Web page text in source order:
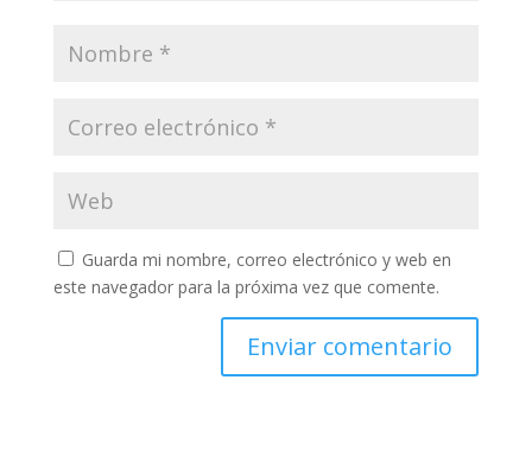
Guarda mi nombre, correo electrónico y web en
este navegador para la próxima vez que comente.